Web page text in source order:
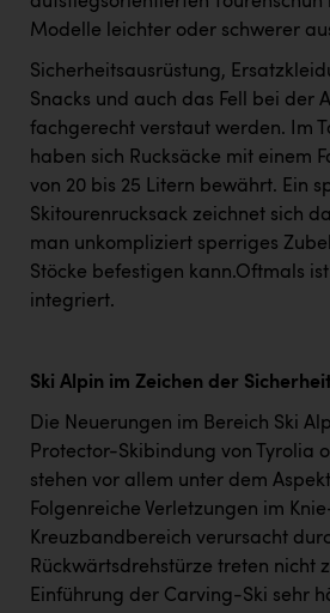
Modelle leichter oder schwerer
Sicherheitsausrüstung,
Snacks und auch das Fell bei der
fachgerecht verstaut werden. Im
haben sich Rucksäcke mit einem
von 20 bis 25 Litern bewährt. Ein
Skitourenrucksack zeichnet sich
man unkompliziert sperriges
Stöcke befestigen kann.Oftmals
integriert.
Ski Alpin im Zeichen der Sicherheit
Die Neuerungen im Bereich Ski
Protector-Skibindung von Tyrolia
stehen vor allem unter dem
Folgenreiche Verletzungen im
Kreuzbandbereich verursacht
Rückwärtsdrehstürze treten nicht
Einführung der Carving-Ski sehr